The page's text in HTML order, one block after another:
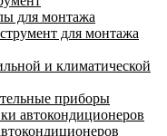
для монтажа
для монтажа
и климатической
приборы
автокондиционеров